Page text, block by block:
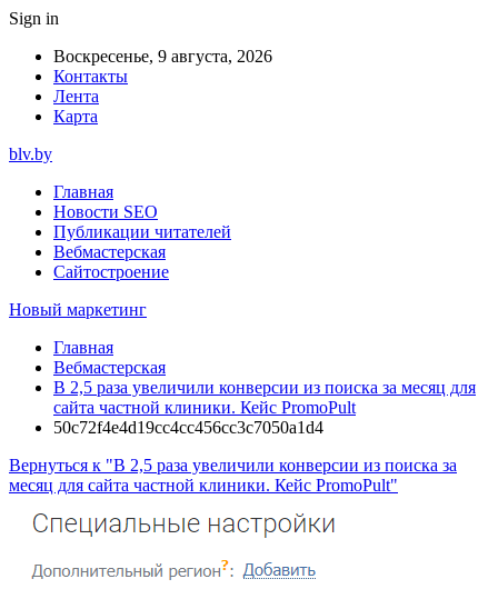
Sign in
Воскресенье, 9 августа, 2026
Контакты
Лента
Карта
blv.by
Главная
Новости SEO
Публикации читателей
Вебмастерская
Сайтостроение
Новый маркетинг
Главная
Вебмастерская
В 2,5 раза увеличили конверсии из поиска за месяц для
сайта частной клиники. Кейс PromoPult
50c72f4e4d19cc4cc456cc3c7050a1d4
Вернуться к "В 2,5 раза увеличили конверсии из поиска за
месяц для сайта частной клиники. Кейс PromoPult"